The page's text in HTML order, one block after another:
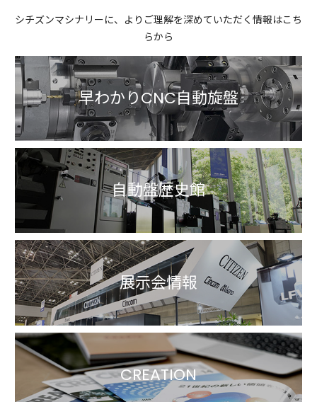
シチズンマシナリーに、よりご理解を深めていただく情報はこち
らから
早わかりCNC自動旋盤
自動盤歴史館
展示会情報
CREATION